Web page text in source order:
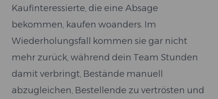
Kaufinteressierte, die eine Absage
bekommen, kaufen woanders. Im
Wiederholungsfall kommen sie gar nicht
mehr zurück, während dein Team Stunden
damit verbringt, Bestände manuell
abzugleichen, Bestellende zu vertrösten und